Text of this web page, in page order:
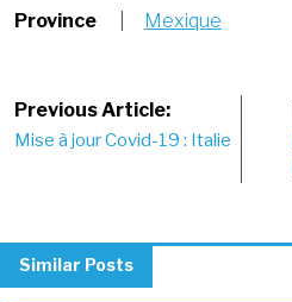
Province Mexique
Post
navigation
Previous Article:
Mise à jour Covid-19 : Italie
Similar Posts